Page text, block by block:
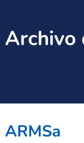
Archivo
ARMSa